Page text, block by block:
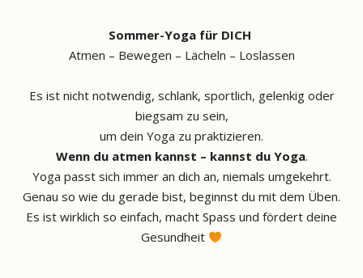
Sommer-Yoga für DICH
Atmen – Bewegen – Lächeln – Loslassen
Es ist nicht notwendig, schlank, sportlich, gelenkig oder
biegsam zu sein,
um dein Yoga zu praktizieren.
Wenn du atmen kannst – kannst du Yoga.
Yoga passt sich immer an dich an, niemals umgekehrt.
Genau so wie du gerade bist, beginnst du mit dem Üben.
Es ist wirklich so einfach, macht Spass und fördert deine
Gesundheit